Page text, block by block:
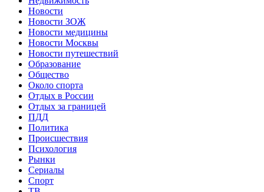
Новости
Новости ЗОЖ
Новости медицины
Новости Москвы
Новости путешествий
Образование
Общество
Около спорта
Отдых в России
Отдых за границей
ПДД
Политика
Происшествия
Психология
Рынки
Сериалы
Спорт